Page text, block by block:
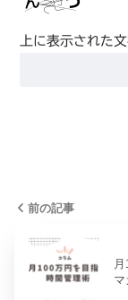
上に表示された
前の記事
マ